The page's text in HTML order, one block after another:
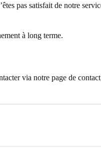
pas satisfait de notre
à long terme.
via notre page de